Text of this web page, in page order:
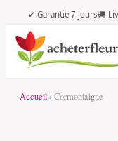
✔ Garantie 7 jours🚚
Accueil › Cormontaigne